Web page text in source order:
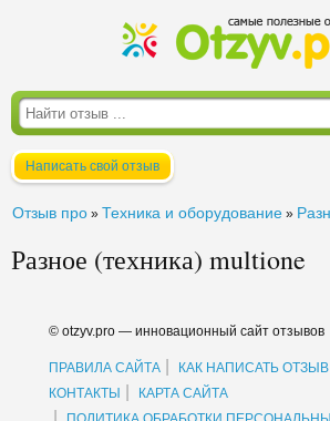
Написать свой отзыв
Отзыв про » Техника и оборудование »
Разное (техника) multione
© otzyv.pro — инновационный сайт отзывов
ПРАВИЛА САЙТА КАК НАПИСАТЬ ОТЗЫВ
КОНТАКТЫ КАРТА САЙТА